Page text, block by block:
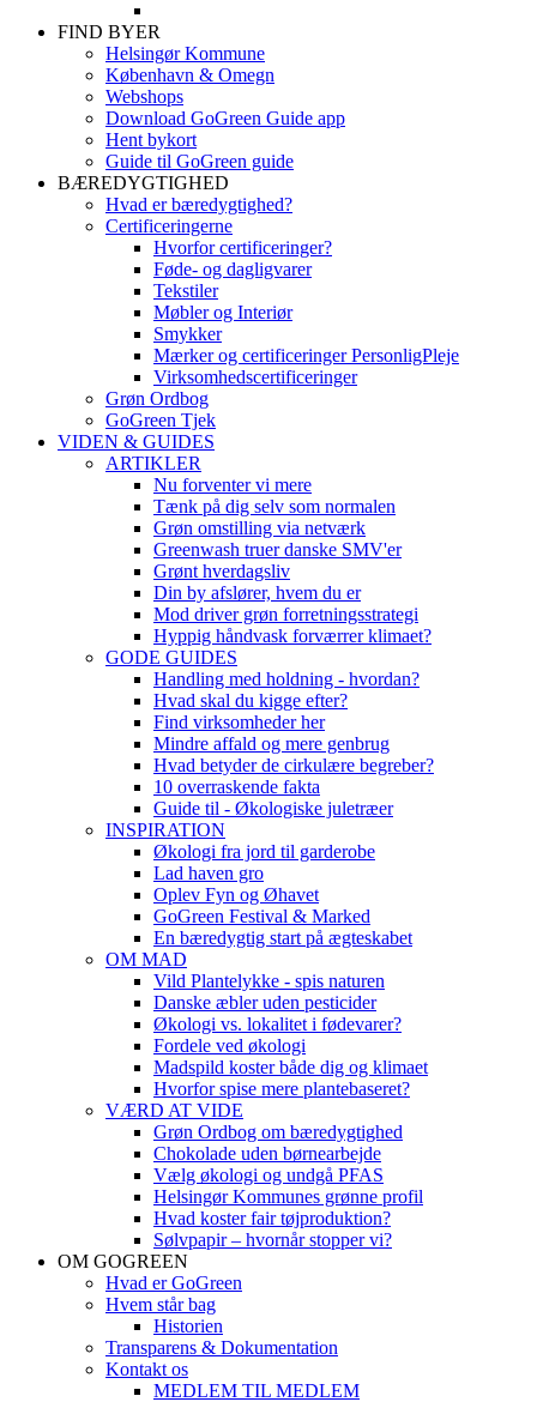
FIND BYER
Helsingør Kommune
København & Omegn
Webshops
Download GoGreen Guide app
Hent bykort
Guide til GoGreen guide
BÆREDYGTIGHED
Hvad er bæredygtighed?
Certificeringerne
Hvorfor certificeringer?
Føde- og dagligvarer
Tekstiler
Møbler og Interiør
Smykker
Mærker og certificeringer PersonligPleje
Virksomhedscertificeringer
Grøn Ordbog
GoGreen Tjek
VIDEN & GUIDES
ARTIKLER
Nu forventer vi mere
Tænk på dig selv som normalen
Grøn omstilling via netværk
Greenwash truer danske SMV'er
Grønt hverdagsliv
Din by afslører, hvem du er
Mod driver grøn forretningsstrategi
Hyppig håndvask forværrer klimaet?
GODE GUIDES
Handling med holdning - hvordan?
Hvad skal du kigge efter?
Find virksomheder her
Mindre affald og mere genbrug
Hvad betyder de cirkulære begreber?
10 overraskende fakta
Guide til - Økologiske juletræer
INSPIRATION
Økologi fra jord til garderobe
Lad haven gro
Oplev Fyn og Øhavet
GoGreen Festival & Marked
En bæredygtig start på ægteskabet
OM MAD
Vild Plantelykke - spis naturen
Danske æbler uden pesticider
Økologi vs. lokalitet i fødevarer?
Fordele ved økologi
Madspild koster både dig og klimaet
Hvorfor spise mere plantebaseret?
VÆRD AT VIDE
Grøn Ordbog om bæredygtighed
Chokolade uden børnearbejde
Vælg økologi og undgå PFAS
Helsingør Kommunes grønne profil
Hvad koster fair tøjproduktion?
Sølvpapir – hvornår stopper vi?
OM GOGREEN
Hvad er GoGreen
Hvem står bag
Historien
Transparens & Dokumentation
Kontakt os
MEDLEM TIL MEDLEM